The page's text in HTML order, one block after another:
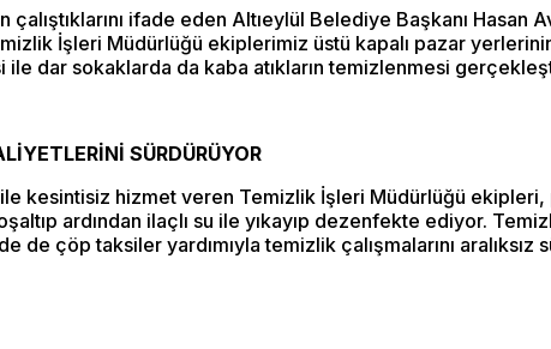
ifade eden Altıeylül Belediye Başkanı Hasan
İşleri Müdürlüğü ekiplerimiz üstü kapalı pazar
dar sokaklarda da kaba atıkların temizlenmesi
SÜRDÜRÜYOR
ile kesintisiz hizmet veren Temizlik İşleri Müdürlüğü
ardından ilaçlı su ile yıkayıp dezenfekte ediyor.
çöp taksiler yardımıyla temizlik çalışmalarını aralıksız